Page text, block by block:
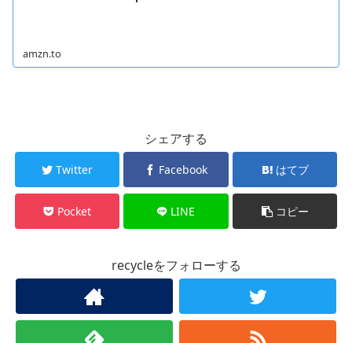
amzn.to
シェアする
Twitter Facebook はてブ
Pocket LINE コピー
recycleをフォローする